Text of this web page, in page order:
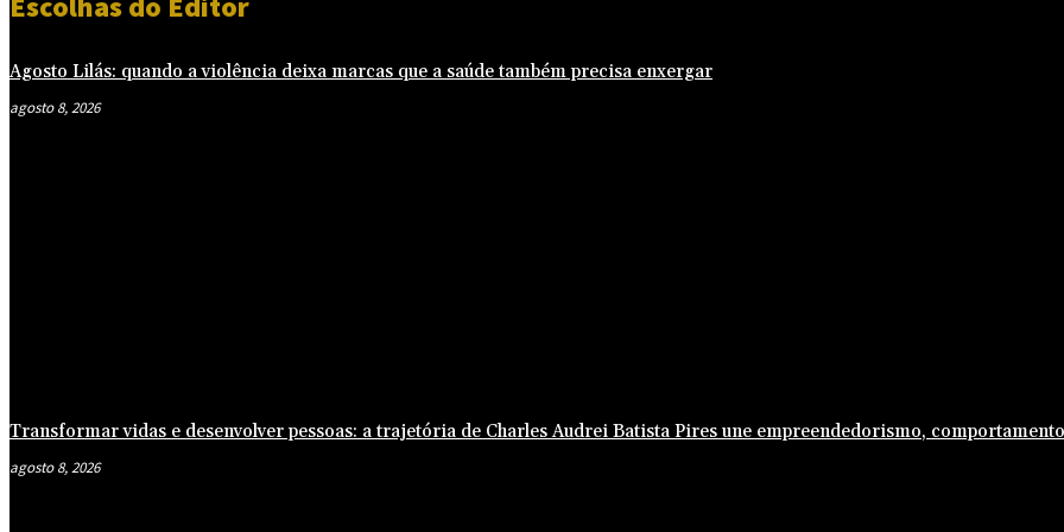
Agosto Lilás: quando a violência deixa marcas que a saúde também precisa enxergar
agosto 8, 2026
Transformar vidas e desenvolver pessoas: a trajetória de Charles Audrei Batista Pires une empreendedorismo,
agosto 8, 2026